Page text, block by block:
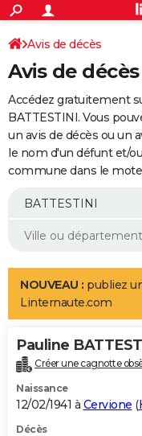
ACTUALITÉS
Politique
Société
Faits Divers
Education
Monde
Villes
+
SPORT
Coupe du monde 2026
Football
Tennis
Cyclisme
Rugby
Forum
Programme TV
TNT
Streaming
Cinéma
Sorties cinéma
Musique
+
FINANCE
Impôts
Immobilier
Risques naturels par ville
Banque
Assurance
Crédit
AUTO
Essais
Réserver un essai
Citadines
Berlines
SUV
Forum auto
+
Mobiles
Meilleur smartphone
Internet
Ordinateurs
Jeux vidéo
Guide high-tech
Aménagement intérieur
LIFESTYLE
Art de vivre
Bien-être
Loisirs
Mode
Modes de vie
Alimentation
Guide de la santé
Maladies
Médicaments
Sommeil
VOYAGE
Destinations
City break
Voyage nature
Voyage de noces
Forum
Climat
+PHOTO
GUIDES D'ACHAT
Avis de décès
Avis de
Accédez gratuitement
BATTESTINI. Vous
un avis de décès ou un
le nom d'un défunt et/
commune dans le
NOUVEAU : publiez
Linternaute.com
Pauline
Créer une cagnotte
Naissance
12/02/1941 à Cervione (
Décès